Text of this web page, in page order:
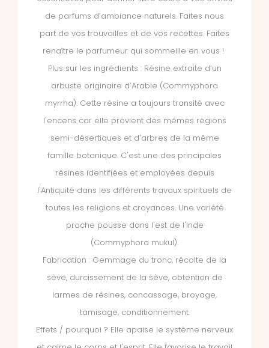
de parfums d’ambiance naturels. Faites nous
part de vos trouvailles et de vos recettes. Faites
renaître le parfumeur qui sommeille en vous !
Plus sur les ingrédients : Résine extraite d’un
arbuste originaire d’Arabie (Commyphora
myrrha). Cette résine a toujours transité avec
l'encens car elle provient des mêmes régions
semi-désertiques et d'arbres de la même
famille botanique. C'est une des principales
résines identifiées et employées depuis
l'Antiquité dans les différents travaux spirituels de
toutes les religions et croyances. Une variété
proche pousse dans l'est de l'Inde
(Commyphora mukul).
Fabrication : Gemmage du tronc, récolte de la
sève, durcissement de la sève, obtention de
larmes de résines, concassage, broyage,
tamisage, conditionnement.
Effets / pourquoi ? Elle apaise le système nerveux